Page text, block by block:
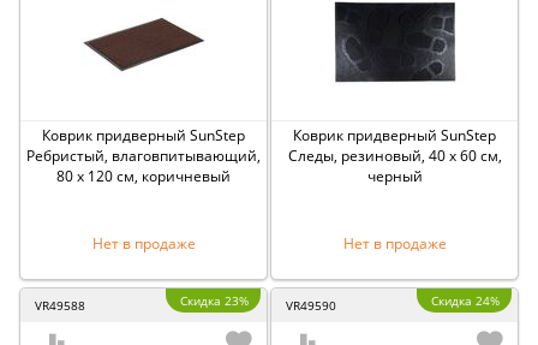
Коврик придверный SunStep
Ребристый, влаговпитывающий,
80 x 120 см, коричневый
Нет в продаже
Коврик придверный SunStep
Следы, резиновый, 40 x 60 см,
черный
Нет в продаже
VR49588 Скидка 23% VR49590 Скидка 24%